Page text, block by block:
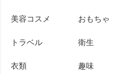
美容コスメ おもちゃ
トラベル 衛生
衣類 趣味